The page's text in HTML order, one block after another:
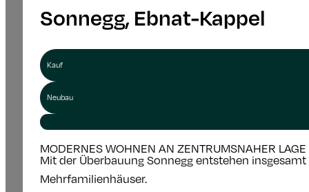
Sonnegg, Ebnat-Kappel
Kauf
Neubau
MODERNES WOHNEN AN ZENTRUMSNAHER LAGE
Mit der Überbauung Sonnegg entstehen
Mehrfamilienhäuser.